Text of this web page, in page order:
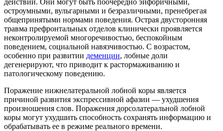
остроумными, вульгарными и безразличными, пренебрегая
общепринятыми нормами поведения. Острая двусторонняя
травма префронтальных отделов клинически проявляется
неконтролируемой многоречивостью, беспокойным
поведением, социальной навязчивостью. С возрастом,
особенно при развитии деменции, лобные доли
дегенерируют, что приводит к растормаживанию и
патологическому поведению.
Поражение нижнелатеральной лобной коры является
причиной развития экспрессивной афазии — ухудшения
произношения слов. Поражения дорсолатеральной лобной
коры могут ухудшить способность сохранять информацию и
обрабатывать ее в режиме реального времени.